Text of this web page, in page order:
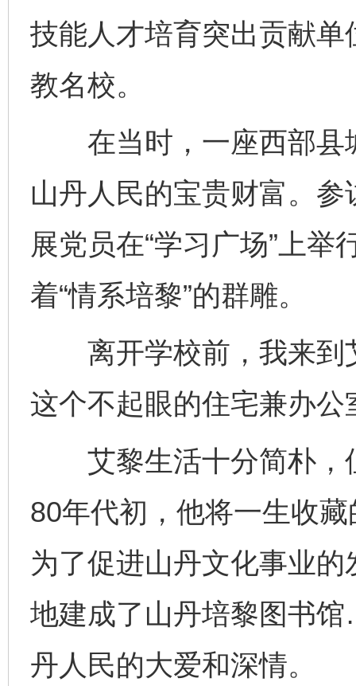
技能人才培育突出贡献单
教名校。
在当时，一座西部县
山丹人民的宝贵财富。
展党员在“学习广场”上
着“情系培黎”的群雕。
离开学校前，我来到
这个不起眼的住宅兼办
艾黎生活十分简朴，
80年代初，他将一生收
为了促进山丹文化事业
地建成了山丹培黎图书
丹人民的大爱和深情。